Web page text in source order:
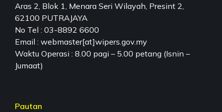
Aras 2, Blok 1, Menara Seri Wilayah, Presint 2,
62100 PUTRAJAYA
No Tel : 03-8892 6600
Email : webmaster[at]wipers.gov.my
Waktu Operasi : 8.00 pagi – 5.00 petang (Isnin –
Jumaat)
Pautan